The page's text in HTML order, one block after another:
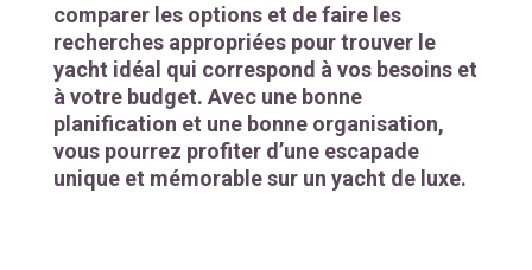
comparer les options et de faire les
recherches appropriées pour trouver le
yacht idéal qui correspond à vos besoins et
à votre budget. Avec une bonne
planification et une bonne organisation,
vous pourrez profiter d’une escapade
unique et mémorable sur un yacht de luxe.